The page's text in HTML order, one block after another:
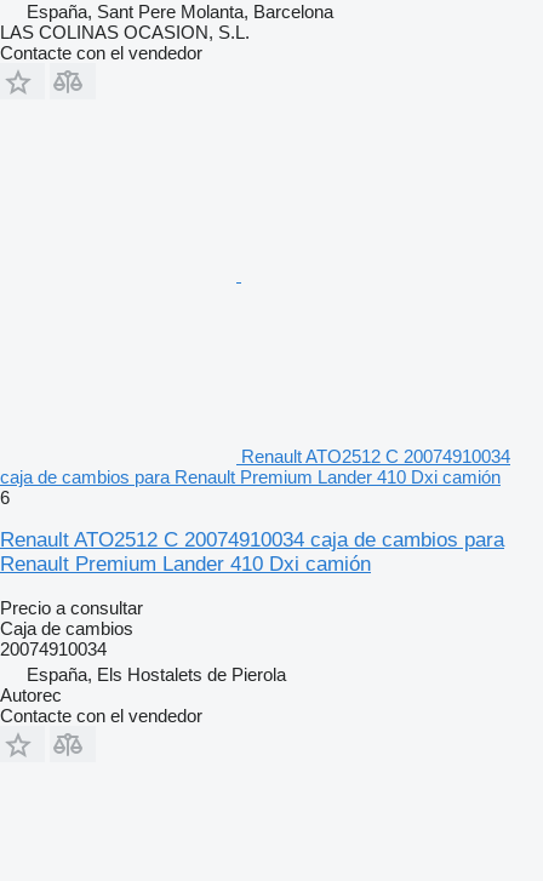
España, Sant Pere Molanta, Barcelona
LAS COLINAS OCASION, S.L.
Contacte con el vendedor
Renault ATO2512 C 20074910034
caja de cambios para Renault Premium Lander 410 Dxi camión
6
Renault ATO2512 C 20074910034 caja de cambios para
Renault Premium Lander 410 Dxi camión
Precio a consultar
Caja de cambios
20074910034
España, Els Hostalets de Pierola
Autorec
Contacte con el vendedor